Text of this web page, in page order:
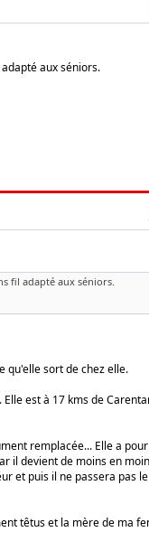
aux séniors.
fil adapté aux séniors.
qu'elle sort de chez elle.
est à 17 kms de
remplacée... Elle a
il devient de moins en
et puis il ne passera pas
têtus et la mère de ma